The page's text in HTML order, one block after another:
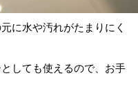
に水や汚れがたまりにく
しても使えるので、お手